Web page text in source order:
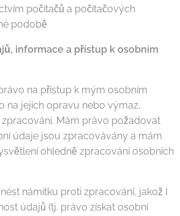
počítačů a počítačových
podobě
informace a přístup k osobním
na přístup k mým osobním
na jejich opravu nebo výmaz,
Mám právo požadovat
údaje jsou zpracovávány a mám
ohledně zpracování osobních
námitku proti zpracování, jakož I
údajů (tj. právo získat osobní